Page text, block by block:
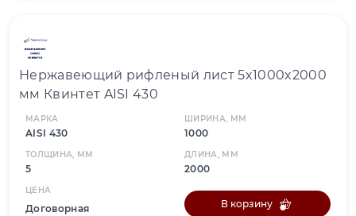
Нержавеющий рифленый лист 5x1000x2000
мм Квинтет AISI 430
МАРКА
AISI 430
ШИРИНА, ММ
1000
ТОЛЩИНА, ММ
5
ДЛИНА, ММ
2000
ЦЕНА
Договорная В корзину